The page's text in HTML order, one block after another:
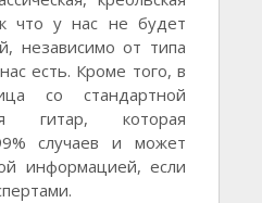
что у нас не будет
независимо от типа
есть. Кроме того, в
со стандартной
гитар, которая
случаев и может
информацией, если